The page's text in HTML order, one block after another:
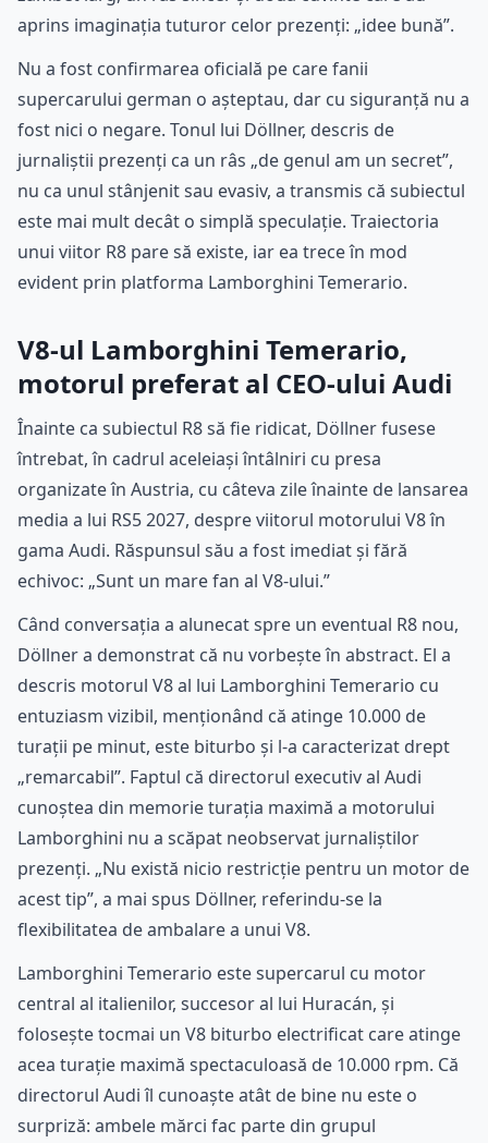
aprins imaginația tuturor celor prezenți: „idee bună”.
Nu a fost confirmarea oficială pe care fanii
supercarului german o așteptau, dar cu siguranță nu a
fost nici o negare. Tonul lui Döllner, descris de
jurnaliștii prezenți ca un râs „de genul am un secret”,
nu ca unul stânjenit sau evasiv, a transmis că subiectul
este mai mult decât o simplă speculație. Traiectoria
unui viitor R8 pare să existe, iar ea trece în mod
evident prin platforma Lamborghini Temerario.
V8-ul Lamborghini Temerario,
motorul preferat al CEO-ului Audi
Înainte ca subiectul R8 să fie ridicat, Döllner fusese
întrebat, în cadrul aceleiași întâlniri cu presa
organizate în Austria, cu câteva zile înainte de lansarea
media a lui RS5 2027, despre viitorul motorului V8 în
gama Audi. Răspunsul său a fost imediat și fără
echivoc: „Sunt un mare fan al V8-ului.”
Când conversația a alunecat spre un eventual R8 nou,
Döllner a demonstrat că nu vorbește în abstract. El a
descris motorul V8 al lui Lamborghini Temerario cu
entuziasm vizibil, menționând că atinge 10.000 de
turații pe minut, este biturbo și l-a caracterizat drept
„remarcabil”. Faptul că directorul executiv al Audi
cunoștea din memorie turația maximă a motorului
Lamborghini nu a scăpat neobservat jurnaliștilor
prezenți. „Nu există nicio restricție pentru un motor de
acest tip”, a mai spus Döllner, referindu-se la
flexibilitatea de ambalare a unui V8.
Lamborghini Temerario este supercarul cu motor
central al italienilor, succesor al lui Huracán, și
folosește tocmai un V8 biturbo electrificat care atinge
acea turație maximă spectaculoasă de 10.000 rpm. Că
directorul Audi îl cunoaște atât de bine nu este o
surpriză: ambele mărci fac parte din grupul